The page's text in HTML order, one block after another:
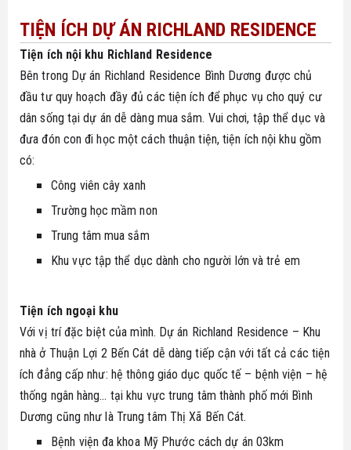
TIỆN ÍCH DỰ ÁN RICHLAND RESIDENCE
Tiện ích nội khu Richland Residence
Bên trong Dự án Richland Residence Bình Dương được chủ
đầu tư quy hoạch đầy đủ các tiện ích để phục vụ cho quý cư
dân sống tại dự án dễ dàng mua sắm. Vui chơi, tập thể dục và
đưa đón con đi học một cách thuận tiện, tiện ích nội khu gồm
có:
Công viên cây xanh
Trường học mầm non
Trung tâm mua sắm
Khu vực tập thể dục dành cho người lớn và trẻ em
Tiện ích ngoại khu
Với vị trí đặc biệt của mình. Dự án Richland Residence – Khu
nhà ở Thuận Lợi 2 Bến Cát dễ dàng tiếp cận với tất cả các tiện
ích đẳng cấp như: hệ thông giáo dục quốc tế – bệnh viện – hệ
thống ngân hàng… tại khu vực trung tâm thành phố mới Bình
Dương cũng như là Trung tâm Thị Xã Bến Cát.
Bệnh viện đa khoa Mỹ Phước cách dự án 03km